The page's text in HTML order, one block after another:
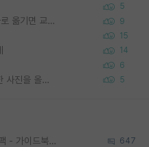
5
SSH 박사과정을 그만두고 지방대 박사로 옮기면 교수의 꿈은 끝일까요? 9
15
14
6
정보보안 연구하는 입장에선 식별가능한 사진을 올리는건 비추이긴함 5
[무료] 2026 미국 대학원 유학 스타터팩 - 가이드북 & 합격자 컨택메일 템플릿 647